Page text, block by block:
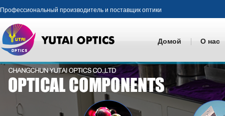
Профессиональный производитель и поставщик оптики
Домой О нас